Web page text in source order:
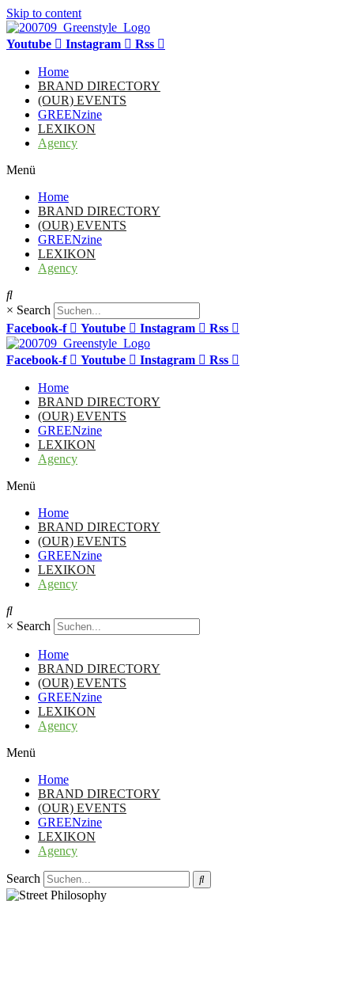
Skip to content
Youtube Instagram Rss
Home
BRAND DIRECTORY
(OUR) EVENTS
GREENzine
LEXIKON
Agency
Menü
Home
BRAND DIRECTORY
(OUR) EVENTS
GREENzine
LEXIKON
Agency
× Search
Facebook-f
Youtube Instagram Rss
Facebook-f Youtube Instagram Rss
Home
BRAND DIRECTORY
(OUR) EVENTS
GREENzine
LEXIKON
Agency
Menü
Home
BRAND DIRECTORY
(OUR) EVENTS
GREENzine
LEXIKON
Agency
× Search
Home
BRAND DIRECTORY
(OUR) EVENTS
GREENzine
LEXIKON
Agency
Menü
Home
BRAND DIRECTORY
(OUR) EVENTS
GREENzine
LEXIKON
Agency
Search